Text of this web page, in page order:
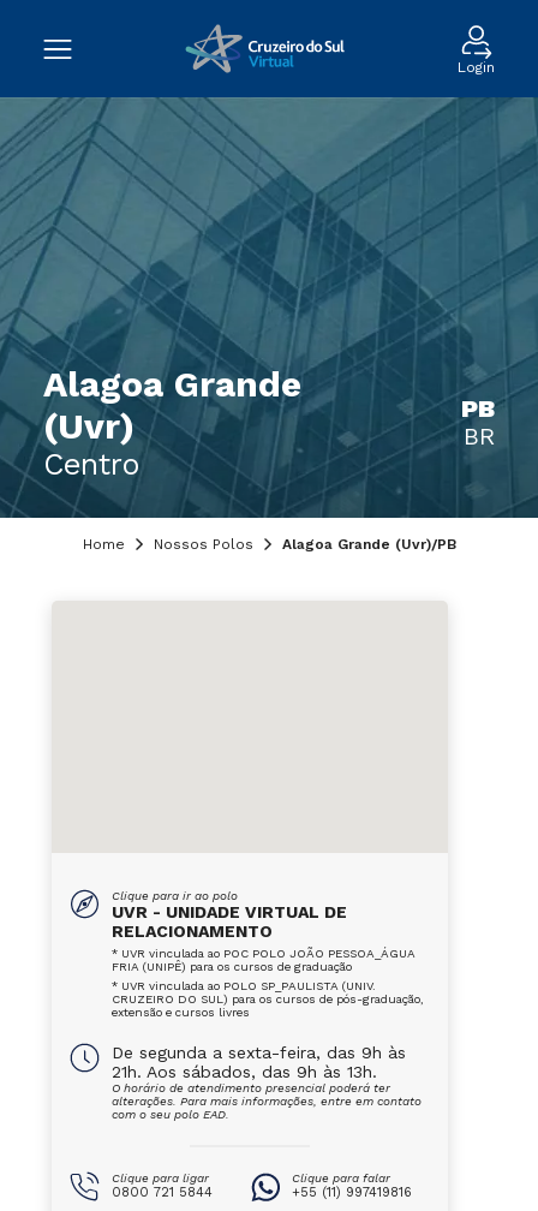
Login
Alagoa Grande
(Uvr)
Centro
PB
BR
Home Nossos Polos Alagoa Grande (Uvr)/PB
Clique para ir ao polo
UVR - UNIDADE VIRTUAL DE
RELACIONAMENTO
* UVR vinculada ao POC POLO JOÃO PESSOA_ÁGUA
FRIA (UNIPÊ) para os cursos de graduação
* UVR vinculada ao POLO SP_PAULISTA (UNIV.
CRUZEIRO DO SUL) para os cursos de pós-graduação,
extensão e cursos livres
De segunda a sexta-feira, das 9h às
21h. Aos sábados, das 9h às 13h.
O horário de atendimento presencial poderá ter
alterações. Para mais informações, entre em contato
com o seu polo EAD.
Clique para ligar
0800 721 5844
Clique para falar
+55 (11) 997419816